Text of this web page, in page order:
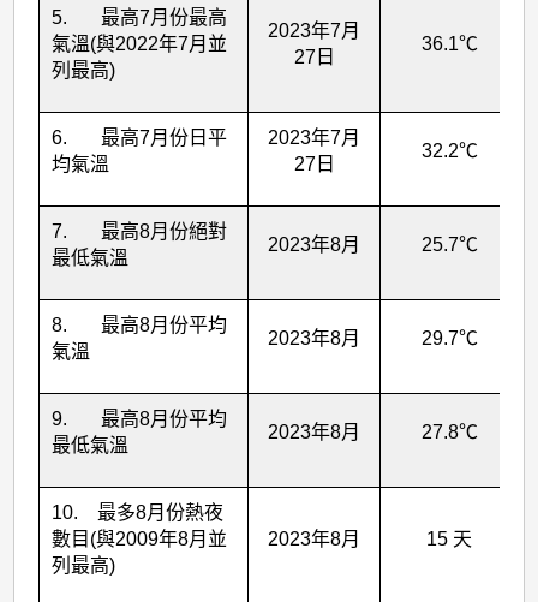
5. 最高7月份最高
氣溫(與2022年7月並
列最高)
2023年7月
27日
36.1℃
6. 最高7月份日平
均氣溫
2023年7月
27日
32.2℃
7. 最高8月份絕對
最低氣溫
2023年8月 25.7℃
8. 最高8月份平均
氣溫
2023年8月 29.7℃
9. 最高8月份平均
最低氣溫
2023年8月 27.8℃
10. 最多8月份熱夜
數目(與2009年8月並
列最高)
2023年8月 15 天